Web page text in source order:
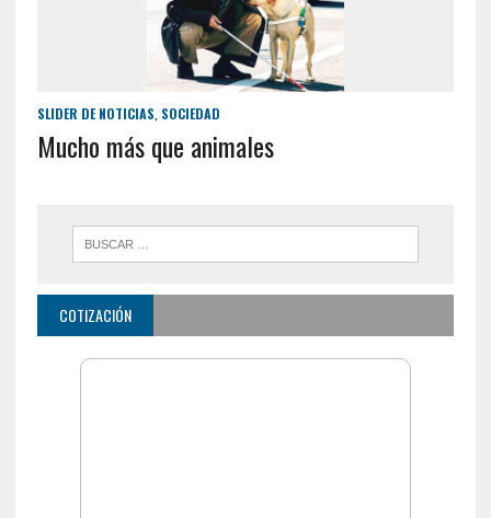
SLIDER DE NOTICIAS SOCIEDAD
Mucho más que animales
COTIZACIÓN